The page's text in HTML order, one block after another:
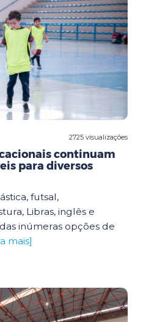
2725 visualizações
continuam
para diversos
futsal,
Libras, inglês e
inúmeras opções de
mais]